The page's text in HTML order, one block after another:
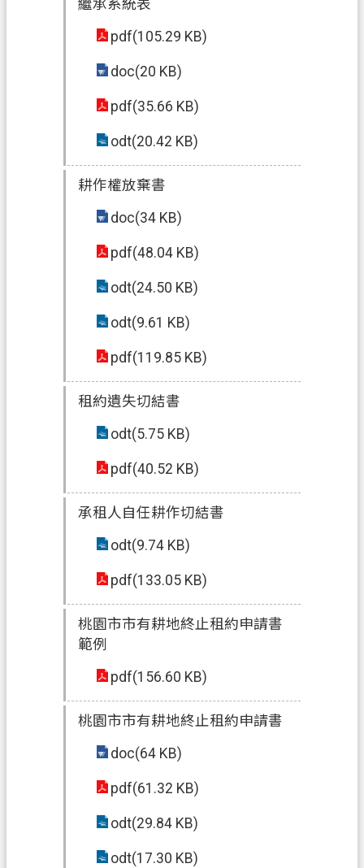
繼承系統表
pdf(105.29 KB)
doc(20 KB)
pdf(35.66 KB)
odt(20.42 KB)
耕作權放棄書
doc(34 KB)
pdf(48.04 KB)
odt(24.50 KB)
odt(9.61 KB)
pdf(119.85 KB)
租約遺失切結書
odt(5.75 KB)
pdf(40.52 KB)
承租人自任耕作切結書
odt(9.74 KB)
pdf(133.05 KB)
桃園市市有耕地終止租約申請書
範例
pdf(156.60 KB)
桃園市市有耕地終止租約申請書
doc(64 KB)
pdf(61.32 KB)
odt(29.84 KB)
odt(17.30 KB)